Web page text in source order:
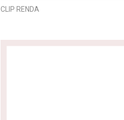
CLIP RENDA